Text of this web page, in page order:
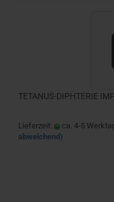
TETANUS-DIPHTERIE
Lieferzeit: ca. 4-5
abweichend)